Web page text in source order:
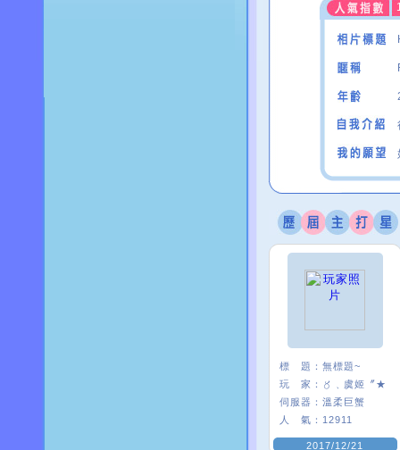
標 題： 無標題~
玩 家：
〥﹑虞姬〞★
伺服器： 溫柔巨蟹
人 氣： 12911
2017/12/21